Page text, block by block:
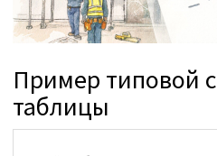
Пример типовой
таблицы